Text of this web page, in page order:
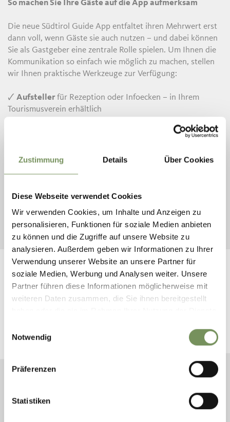
Zustimmung Details Über Cookies
Diese Webseite verwendet Cookies
Wir verwenden Cookies, um Inhalte und Anzeigen zu
personalisieren, Funktionen für soziale Medien anbieten
zu können und die Zugriffe auf unsere Website zu
analysieren. Außerdem geben wir Informationen zu Ihrer
Verwendung unserer Website an unsere Partner für
soziale Medien, Werbung und Analysen weiter. Unsere
Partner führen diese Informationen möglicherweise mit
weiteren Daten zusammen, die Sie ihnen bereitgestellt
Notwendig
Präferenzen
Statistiken
So machen Sie Ihre Gäste auf die App aufmerksam
Die neue Südtirol Guide App entfaltet ihren Mehrwert erst
dann voll, wenn Gäste sie auch nutzen – und dabei können
Sie als Gastgeber eine zentrale Rolle spielen. Um Ihnen die
Kommunikation so einfach wie möglich zu machen, stellen
wir Ihnen praktische Werkzeuge zur Verfügung:
🗸Aufstellerfür Rezeption oder Infoecken – in Ihrem
Tourismusverein erhältlich
Textbausteine
und Bildmaterial für Ihre Website,
🗸Grafik für die Morgenpost
Hier klicken, um die Kommunikations-Tools
herunterzuladen
News und Infos direkt in dein Postfach